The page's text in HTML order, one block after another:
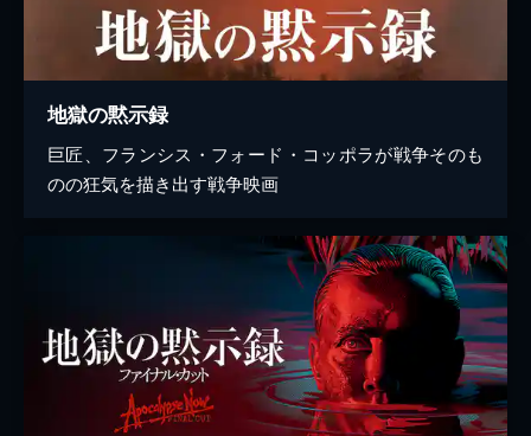
地獄の黙示録
巨匠、フランシス・フォード・コッポラが戦争そのも
のの狂気を描き出す戦争映画